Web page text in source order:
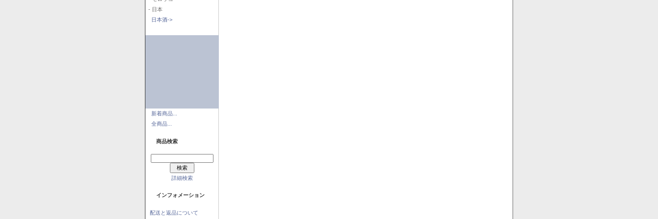
- 日本
日本酒->
新着商品...
全商品...
商品検索
詳細検索
インフォメーション
配送と返品について